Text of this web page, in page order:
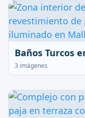
Baños Turcos
3 imágenes